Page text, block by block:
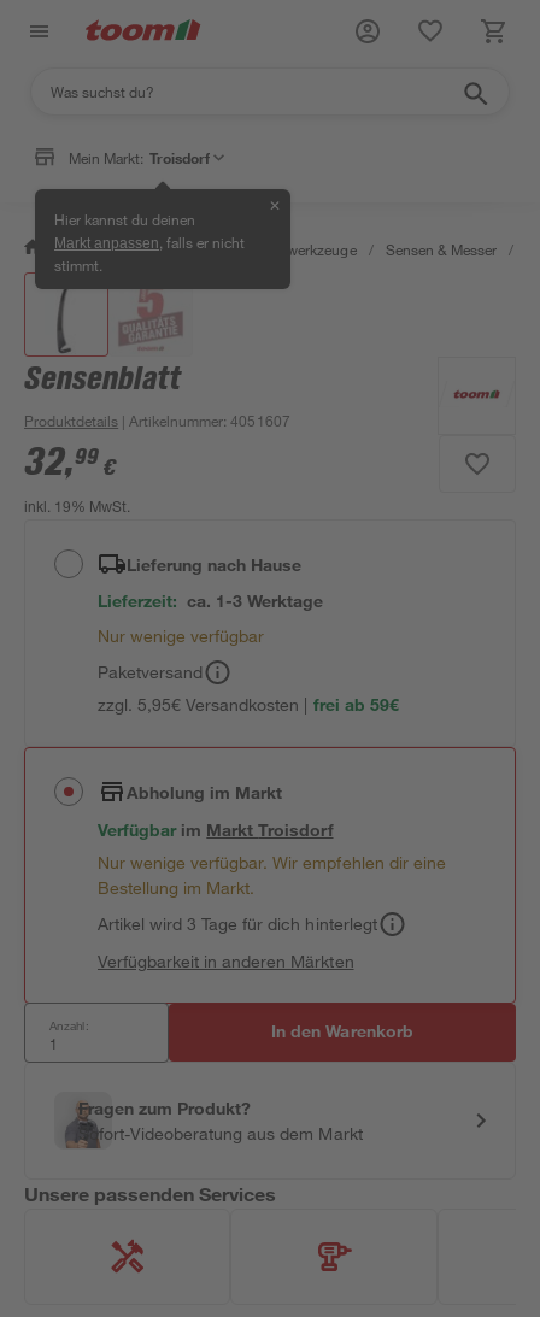
Mein Markt: Troisdorf
Hier kannst du deinen
Markt anpassen , falls er nicht
stimmt.
✕
/ Garten & Freizeit / Gartenhandwerkzeuge / Sensen & Messer /
Sensenblatt
Produktdetails | Artikelnummer:4051607
32,99 €
inkl. 19% MwSt.
Lieferung nach Hause
Lieferzeit: ca. 1-3 Werktage
Nur wenige verfügbar
Paketversand
zzgl. 5,95€ Versandkosten | frei ab 59€
Abholung im Markt
Verfügbar im MarktTroisdorf
Nur wenige verfügbar. Wir empfehlen dir eine
Bestellung im Markt.
Artikel wird 3 Tage für dich hinterlegt
Verfügbarkeit in anderen Märkten
Anzahl: In den Warenkorb
Fragen zum Produkt?
Sofort-Videoberatung aus dem Markt
Unsere passenden Services